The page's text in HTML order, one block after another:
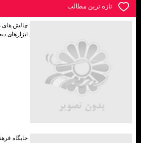
تازه ترين مطالب
چالش های
ابزارهای
جایگاه